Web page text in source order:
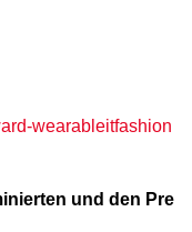
wearableitfashion
und den Pre